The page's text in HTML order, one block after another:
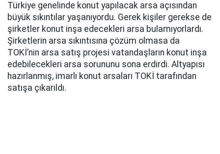
Türkiye genelinde konut yapılacak arsa açısından
büyük sıkıntılar yaşanıyordu. Gerek kişiler gerekse de
şirketler konut inşa edecekleri arsa bulamıyorlardı.
Şirketlerin arsa sıkıntısına çözüm olmasa da
TOKİ’nin arsa satış projesi vatandaşların konut inşa
edebilecekleri arsa sorununu sona erdirdi. Altyapısı
hazırlanmış, imarlı konut arsaları TOKİ tarafından
satışa çıkarıldı.